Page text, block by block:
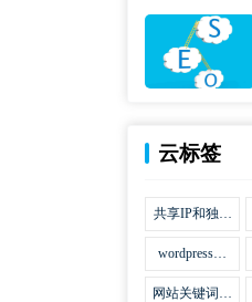
云标签
共享IP和独立
wordpress网
集插件
网站关键词优